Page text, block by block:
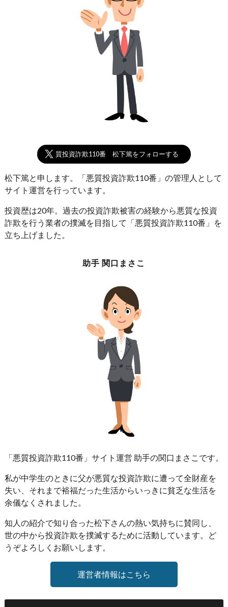
悪質投資詐欺110番 松下篤をフォローする
松下篤と申します。「悪質投資詐欺110番」の管理人として
サイト運営を行っています。
投資歴は20年。過去の投資詐欺被害の経験から悪質な投資
詐欺を行う業者の撲滅を目指して「悪質投資詐欺110番」を
立ち上げました。
助手 関口まさこ
「悪質投資詐欺110番」サイト運営 助手の関口まさこです。
私が中学生のときに父が悪質な投資詐欺に遭って全財産を
失い、それまで裕福だった生活からいっきに貧乏な生活を
余儀なくされました。
知人の紹介で知り合った松下さんの熱い気持ちに賛同し、
世の中から投資詐欺を撲滅するために活動しています。ど
うぞよろしくお願いします。
運営者情報はこちら